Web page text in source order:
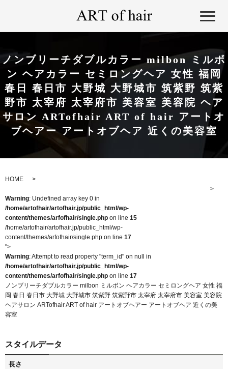
ノンブリーチダブルカラー milbon ミルボ
ン ヘアカラー セミロングヘア 女性 福岡
春日 春日市 大野城 大野城市 筑紫野 筑紫
野市 太宰府 太宰府市 美容室 美容院 ヘア
サロン ARTofhair ART of hair アートオ
ブヘアー アートオブヘア 近くの美容室
HOME
Warning: Undefined array key 0 in
/home/artofhair/artofhair.jp/public_html/wp-
content/themes/arfofhair/single.php on line 15
/home/artofhair/artofhair.jp/public_html/wp-
content/themes/arfofhair/single.php on line 17
">
Warning: Attempt to read property "term_id" on null in
/home/artofhair/artofhair.jp/public_html/wp-
content/themes/arfofhair/single.php on line 17
ノンブリーチダブルカラー milbon ミルボン ヘアカラー セミロングヘア 女性 福
岡 春日 春日市 大野城 大野城市 筑紫野 筑紫野市 太宰府 太宰府市 美容室 美容院
ヘアサロン ARTofhair ART of hair アートオブヘアー アートオブヘア 近くの美
容室
スタイルデータ
長さ